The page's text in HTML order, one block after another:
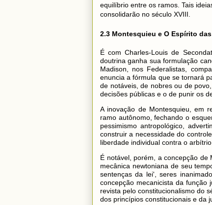
equilíbrio entre os ramos. Tais
consolidarão no século XVIII.
2.3 Montesquieu e O Espírito
É com Charles-Louis de
doutrina ganha sua formulação
Madison, nos Federalistas,
enuncia a fórmula que se tornará
de notáveis, de nobres ou de
decisões públicas e o de punir os
A inovação de Montesquieu, em
ramo autônomo, fechando o
pessimismo antropológico,
construir a necessidade do
liberdade individual contra o
É notável, porém, a concepção de
mecânica newtoniana de seu
sentenças da lei', seres
concepção mecanicista da função
revista pelo constitucionalismo do
dos princípios constitucionais e da